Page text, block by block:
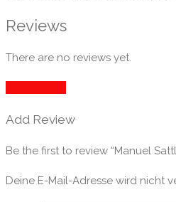
Reviews
There are no reviews yet.
Add Review
Be the first to review “Manuel
Deine E-Mail-Adresse wird nicht